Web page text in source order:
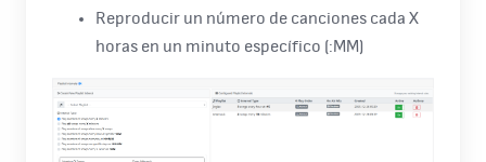
Reproducir un número de canciones cada X
horas en un minuto específico (:MM)